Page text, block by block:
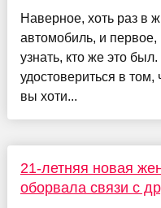
Наверное, хоть раз в
автомобиль, и первое,
узнать, кто же это
удостовериться в том,
вы хоти...
21-летняя новая
оборвала связи с